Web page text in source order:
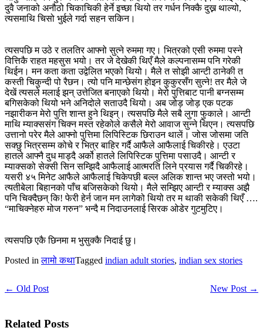
दुवै जनाको अनौठो चिकाचिकी हेर्ने इच्छा थियो तर गर्धन निक्कै दुख्न थाल्यो,
त्यसमाथि चिसो भुईले गर्दा सहन सकिन।
त्यसपछि म उठे र तलतिर आफ्नो सुत्ने रुममा गए। भित्रको एसी रुममा पस्ने
वित्तिकै राहत महसुस भयो। तर जे देखेकी थिएँ मैले कल्पनासम्म पनि गरेकी
थिईन। मन कता कता उद्वेलित भएको थियो। मैले त सोझी आन्टी ठानेकी त
कस्ती चिकुन्दी पो रैछन। त्यो पनि मान्छेसंग होइन कुकुरसँग सुत्ने! तर मैले जे
देखें त्यसले मलाई झन् उत्तेजित बनाएको थियो। मेरो पुत्तिबाट पानी बग्नसम्म
बगिसकेको थियो भने अनिदोले सताउदै थियो। अब जोड़ जोड़ एक पटक
नझारीकन मेरो पुत्ति शान्त हुने थिइन्। त्यसपछि मैले सबै लुगा फुकाले। आन्टी
माथि म्याक्ससंग चिक्न मस्त रहेकोले कसैले मेरो आवाज सुन्ने थिएन। त्यसपछि
उत्तानो परेर मैले आफ्नो पुत्तिमा लिपिस्टिक छिराउन थालें। जोस जोसमा जति
सक्छु भित्रसम्म कोचे र भित्र बाहिर गर्दै आफैले आफैलाई चिकीरहे। एउटा
हातले आफ्नै दुध माड्दै अर्को हातले लिपिस्टिक पुत्तिमा पसाउदै। आन्टी र
म्याक्सको सेक्सी सिन सम्झिदै आफैलाई आत्मरति लिने प्रयास गर्दै चिकीरहे।
यसरी ४५ मिनेट आफैले आफैलाई चिकेपछी बल्ल अलिक शान्त भए जस्तो भयो।
त्यतीबेला बिहानको पाँच बजिसकेको थियो। मैले सम्झिए आन्टी र म्याक्स अझै
पनि चिक्दैछन् कि! फेरी हेर्न जान मन लागेको थियो तर म थाकी सकेकी थिएँ ….
“माचिक्नेहरु मोज गरुन” भन्दै म निदाउनलाई सिरक ओडेर गुटमुटिए।
त्यसपछि एकै छिनमा म भुसुक्कै निदाई छु।
Posted inलामो कथाTagged indian adult stories, indian sex stories
← Old Post New Post →
Related Posts